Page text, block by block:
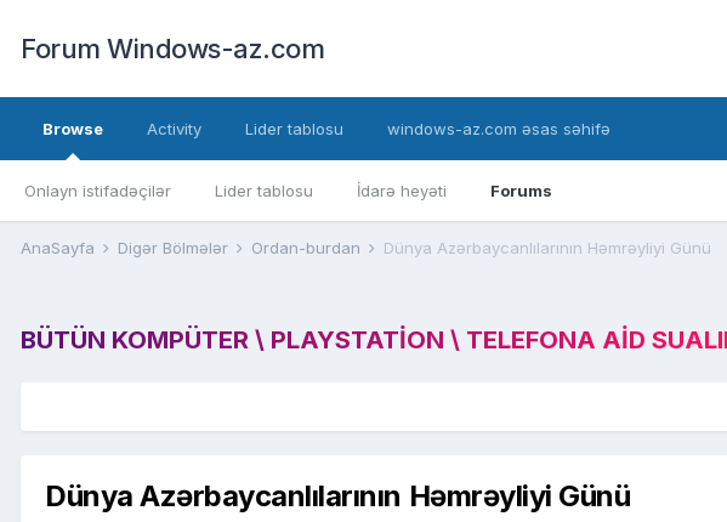
Forum Windows-az.com
Browse
Onlayn istifadəçilər Lider tablosu İdarə heyəti Forums
Activity Lider tablosu windows-az.com əsas səhifə
AnaSayfa Digər Bölmələr Ordan-burdan Dünya Azərbaycanlılarının Həmrəyliyi Günü
BÜTÜN KOMPÜTER \ PLAYSTATION \ TELEFONA AID
Dünya Azərbaycanlılarının Həmrəyliyi Günü